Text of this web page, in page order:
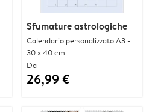
Sfumature astrologiche
Calendario personalizzato A3 -
30 x 40 cm
Da
26,99 €